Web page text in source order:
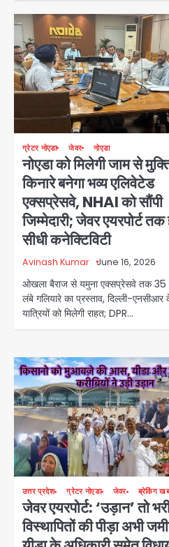
ग्रेटर नोएडा जेवर नोएडा
नोएडा को मिलेगी जाम से
किनारे बनेगा भव्य एलिवेटेड
एक्सप्रेसवे, NHAI को सौंपी
जिम्मेदारी; जेवर एयरपोर्ट तक
सीधी कनेक्टिविटी
Avinash Kumar June 16, 2026
ओखला बैराज से यमुना एक्सप्रेसवे तक 35
लंबे गलियारे का प्रस्ताव, दिल्ली-एनसीआर
यात्रियों को मिलेगी राहत; DPR…
उत्तर प्रदेश ग्रेटर नोएडा जेवर ब्रेकिंग
जेवर एयरपोर्ट: ‘उड़ान’ तो
विस्थापितों की पीड़ा अभी